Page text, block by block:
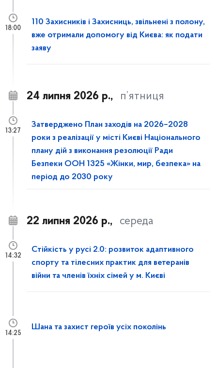
110 Захисників і Захисниць, звільнені з полону,
вже отримали допомогу від Києва: як подати
заяву
18:00
24 липня 2026 р., п’ятниця
Затверджено План заходів на 2026–2028
роки з реалізації у місті Києві Національного
плану дій з виконання резолюції Ради
Безпеки ООН 1325 «Жінки, мир, безпека» на
період до 2030 року
13:27
22 липня 2026 р., середа
Стійкість у русі 2.0: розвиток адаптивного
спорту та тілесних практик для ветеранів
війни та членів їхніх сімей у м. Києві
14:32
Шана та захист героїв усіх поколінь
14:25